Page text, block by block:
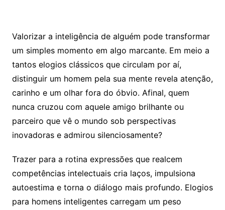
Valorizar a inteligência de alguém pode transformar
um simples momento em algo marcante. Em meio a
tantos elogios clássicos que circulam por aí,
distinguir um homem pela sua mente revela atenção,
carinho e um olhar fora do óbvio. Afinal, quem
nunca cruzou com aquele amigo brilhante ou
parceiro que vê o mundo sob perspectivas
inovadoras e admirou silenciosamente?
Trazer para a rotina expressões que realcem
competências intelectuais cria laços, impulsiona
autoestima e torna o diálogo mais profundo. Elogios
para homens inteligentes carregam um peso